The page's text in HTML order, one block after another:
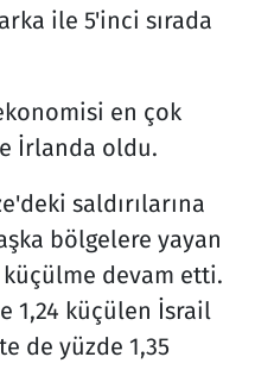
ile 5'inci sırada
en çok
İrlanda oldu.
saldırılarına
bölgelere yayan
devam etti.
1,24 küçülen İsrail
de yüzde 1,35